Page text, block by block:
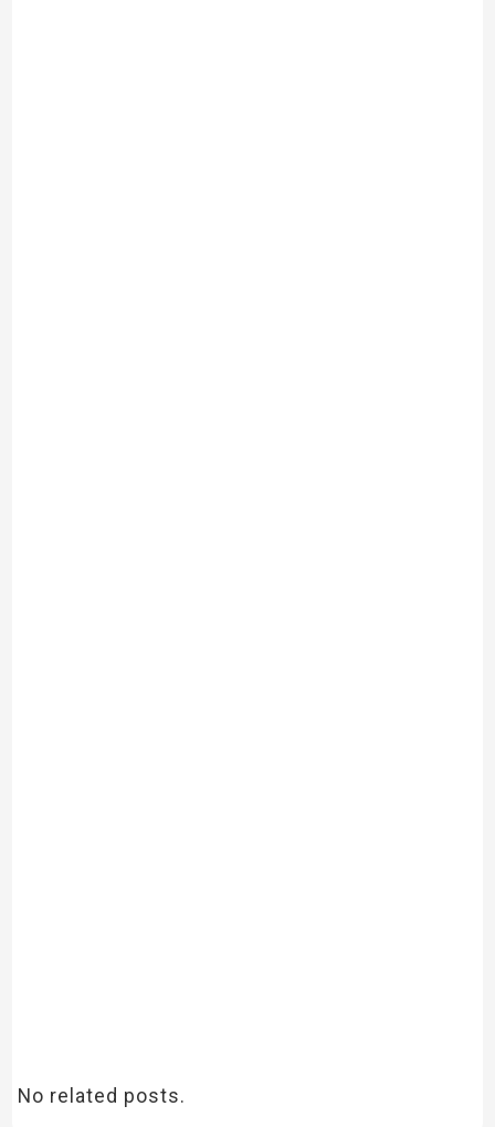
No related posts.